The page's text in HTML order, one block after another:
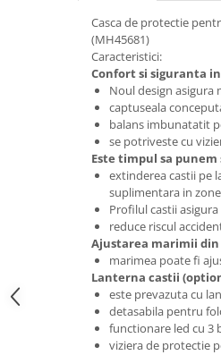
Casca de protectie
(MH45681)
Caracteristici:
Confort si siguranta
Noul design asigura
captuseala
balans imbunatatit
se potriveste cu
Este timpul sa
extinderea castii pe
suplimentara in
Profilul castii
reduce riscul
Ajustarea marimii din
marimea poate fi
Lanterna castii
este prevazuta cu
detasabila pentru
functionare led cu 3
viziera de protectie